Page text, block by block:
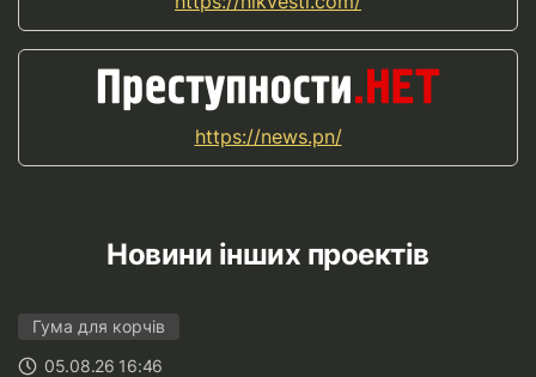
https://news.pn/
Новини інших проектів
Гума для корчів
05.08.26 16:46